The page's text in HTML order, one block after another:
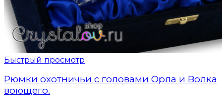
Быстрый просмотр
Рюмки охотничьи с головами Орла и Волка
воющего.